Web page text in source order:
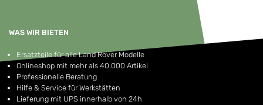
WAS WIR BIETEN
Ersatzteile für alle Land Rover Modelle
Onlineshop mit mehr als 40.000 Artikel
Professionelle Beratung
Hilfe & Service für Werkstätten
Lieferung mit UPS innerhalb von 24h